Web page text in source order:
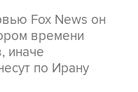
Fox News он
времени
иначе
по Ирану